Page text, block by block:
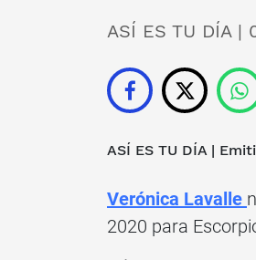
ASÍ ES TU DÍA |
ASÍ ES TU DÍA |
Verónica Lavalle
2020 para